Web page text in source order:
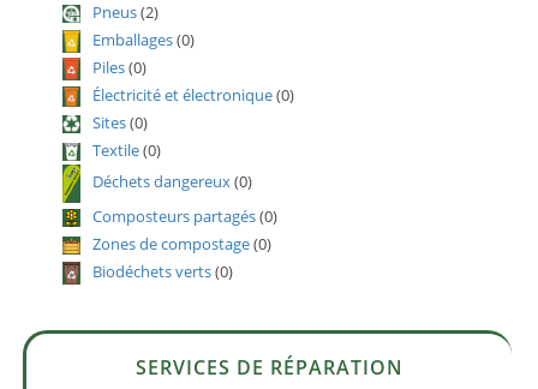
Pneus(2)
Emballages(0)
Piles(0)
Électricité et électronique(0)
Sites(0)
Textile(0)
Déchets dangereux(0)
Composteurs partagés(0)
Zones de compostage(0)
Biodéchets verts(0)
SERVICES DE RÉPARATION